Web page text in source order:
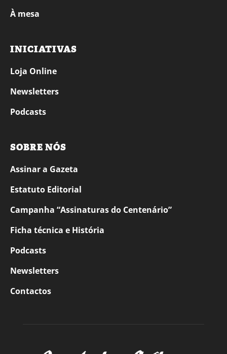
À mesa
INICIATIVAS
Loja Online
Newsletters
Podcasts
SOBRE NÓS
Assinar a Gazeta
Estatuto Editorial
Campanha “Assinaturas do Centenário”
Ficha técnica e História
Podcasts
Newsletters
Contactos